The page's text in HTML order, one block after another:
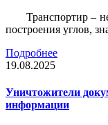
Транспортир –
построения углов,
Подробнее
19.08.2025
Уничтожители
информации